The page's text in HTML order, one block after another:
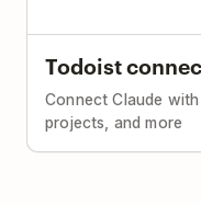
Todoist
Connect Claude
projects, and more